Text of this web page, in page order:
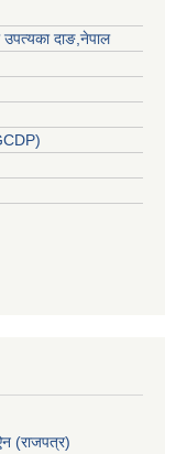
उपत्यका दाङ,नेपाल
(राजपत्र)